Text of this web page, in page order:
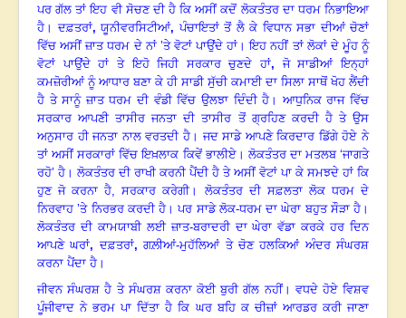
ਪਰ ਗੱਲ ਤਾਂ ਇਹ ਵੀ ਸੋਚਣ ਦੀ ਹੈ ਕਿ ਅਸੀਂ ਕਦੋਂ ਲੋਕਤੰਤਰ ਦਾ ਧਰਮ ਨਿਭਾਇਆ
ਹੈ। ਦਫ਼ਤਰਾਂ, ਯੂਨੀਵਰਸਿਟੀਆਂ, ਪੰਚਾਇਤਾਂ ਤੋਂ ਲੈ ਕੇ ਵਿਧਾਨ ਸਭਾ ਦੀਆਂ ਚੋਣਾਂ
ਵਿੱਚ ਅਸੀਂ ਜ਼ਾਤ ਧਰਮ ਦੇ ਨਾਂ ’ਤੇ ਵੋਟਾਂ ਪਾਉਂਦੇ ਹਾਂ। ਇਹ ਨਹੀਂ ਤਾਂ ਲੋਕਾਂ ਦੇ ਮੂੰਹ ਨੂੰ
ਵੋਟਾਂ ਪਾਉਂਦੇ ਹਾਂ ਤੇ ਇਹੋ ਜਿਹੀ ਸਰਕਾਰ ਚੁਣਦੇ ਹਾਂ, ਜੋ ਸਾਡੀਆਂ ਇਨ੍ਹਾਂ
ਕਮਜ਼ੋਰੀਆਂ ਨੂੰ ਆਧਾਰ ਬਣਾ ਕੇ ਹੀ ਸਾਡੀ ਸੁੱਚੀ ਕਮਾਈ ਦਾ ਸਿਲਾ ਸਾਥੋਂ ਖੋਹ ਲੈਂਦੀ
ਹੈ ਤੇ ਸਾਨੂੰ ਜ਼ਾਤ ਧਰਮ ਦੀ ਵੰਡੀ ਵਿੱਚ ਉਲਝਾ ਦਿੰਦੀ ਹੈ। ਆਧੁਨਿਕ ਰਾਜ ਵਿੱਚ
ਸਰਕਾਰ ਆਪਣੀ ਤਾਸੀਰ ਜਨਤਾ ਦੀ ਤਾਸੀਰ ਤੋਂ ਗ੍ਰਹਿਣ ਕਰਦੀ ਹੈ ਤੇ ਉਸ
ਅਨੁਸਾਰ ਹੀ ਜਨਤਾ ਨਾਲ ਵਰਤਦੀ ਹੈ। ਜਦ ਸਾਡੇ ਆਪਣੇ ਕਿਰਦਾਰ ਡਿੱਗੇ ਹੋਏ ਨੇ
ਤਾਂ ਅਸੀਂ ਸਰਕਾਰਾਂ ਵਿੱਚ ਇਖ਼ਲਾਕ ਕਿਵੇਂ ਭਾਲੀਏ। ਲੋਕਤੰਤਰ ਦਾ ਮਤਲਬ ‘ਜਾਗਤੇ
ਰਹੋ’ ਹੈ। ਲੋਕਤੰਤਰ ਦੀ ਰਾਖੀ ਕਰਨੀ ਪੈਂਦੀ ਹੈ ਤੇ ਅਸੀਂ ਵੋਟਾਂ ਪਾ ਕੇ ਸਮਝਦੇ ਹਾਂ ਕਿ
ਹੁਣ ਜੋ ਕਰਨਾ ਹੈ, ਸਰਕਾਰ ਕਰੇਗੀ। ਲੋਕਤੰਤਰ ਦੀ ਸਫ਼ਲਤਾ ਲੋਕ ਧਰਮ ਦੇ
ਨਿਰਵਾਹ ’ਤੇ ਨਿਰਭਰ ਕਰਦੀ ਹੈ। ਪਰ ਸਾਡੇ ਲੋਕ-ਧਰਮ ਦਾ ਘੇਰਾ ਬਹੁਤ ਸੌੜਾ ਹੈ।
ਲੋਕਤੰਤਰ ਦੀ ਕਾਮਯਾਬੀ ਲਈ ਜ਼ਾਤ-ਬਰਾਦਰੀ ਦਾ ਘੇਰਾ ਵੱਡਾ ਕਰਕੇ ਹਰ ਦਿਨ
ਆਪਣੇ ਘਰਾਂ, ਦਫ਼ਤਰਾਂ,ਗਲ਼ੀਆਂ-ਮੁਹੱਲਿਆਂ ਤੇ ਚੋਣ ਹਲਕਿਆਂ ਅੰਦਰ ਸੰਘਰਸ਼
ਕਰਨਾ ਪੈਂਦਾ ਹੈ।
ਜੀਵਨ ਸੰਘਰਸ਼ ਹੈ ਤੇ ਸੰਘਰਸ਼ ਕਰਨਾ ਕੋਈ ਬੁਰੀ ਗੱਲ ਨਹੀਂ। ਵਧਦੇ ਹੋਏ ਵਿਸ਼ਵ
ਪੂੰਜੀਵਾਦ ਨੇ ਭਰਮ ਪਾ ਦਿੱਤਾ ਹੈ ਕਿ ਘਰ ਬਹਿ ਕ ਚੀਜ਼ਾਂ ਆਰਡਰ ਕਰੀ ਜਾਣਾ